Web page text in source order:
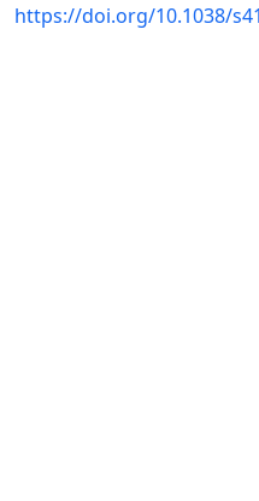
https://doi.org/10.1038/